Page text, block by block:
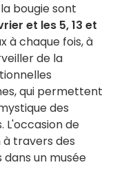
bougie sont
et les 5, 13 et
à chaque fois, à
de la
qui permettent
des
de
travers des
un musée